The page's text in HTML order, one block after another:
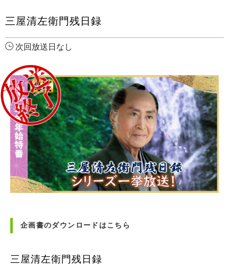
三屋清左衛門残日録
次回放送日なし
企画書のダウンロードはこちら
三屋清左衛門残日録